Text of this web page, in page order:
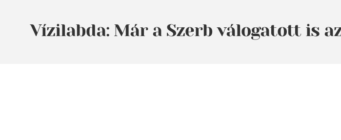
Vízilabda: Már a Szerb válogatott is